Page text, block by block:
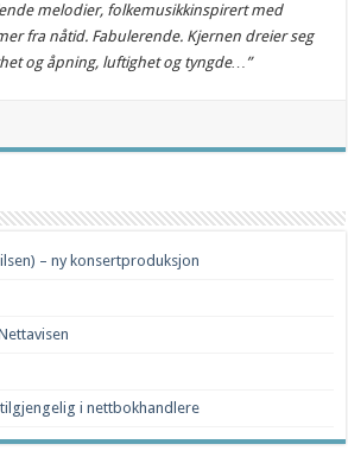
melodier, folkemusikkinspirert med
fra nåtid. Fabulerende. Kjernen dreier seg
og åpning, luftighet og tyngde…”
– ny konsertproduksjon
i nettbokhandlere